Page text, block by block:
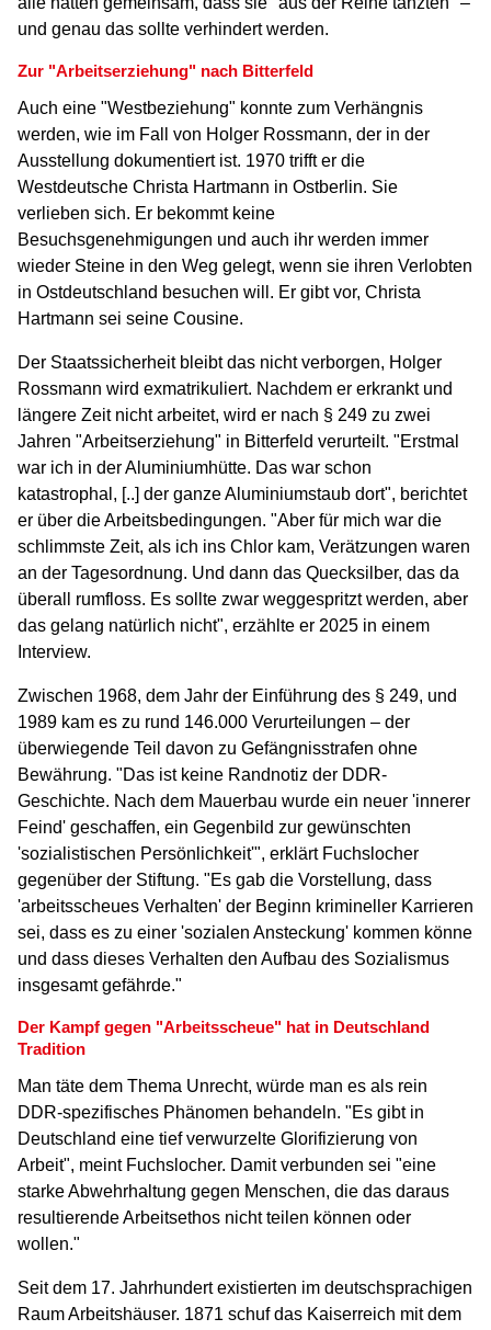
und genau das sollte verhindert werden.
Zur "Arbeitserziehung" nach Bitterfeld
Auch eine "Westbeziehung" konnte zum Verhängnis
werden, wie im Fall von Holger Rossmann, der in der
Ausstellung dokumentiert ist. 1970 trifft er die
Westdeutsche Christa Hartmann in Ostberlin. Sie
verlieben sich. Er bekommt keine
Besuchsgenehmigungen und auch ihr werden immer
wieder Steine in den Weg gelegt, wenn sie ihren Verlobten
in Ostdeutschland besuchen will. Er gibt vor, Christa
Hartmann sei seine Cousine.
Der Staatssicherheit bleibt das nicht verborgen, Holger
Rossmann wird exmatrikuliert. Nachdem er erkrankt und
längere Zeit nicht arbeitet, wird er nach § 249 zu zwei
Jahren "Arbeitserziehung" in Bitterfeld verurteilt. "Erstmal
war ich in der Aluminiumhütte. Das war schon
katastrophal, [..] der ganze Aluminiumstaub dort", berichtet
er über die Arbeitsbedingungen. "Aber für mich war die
schlimmste Zeit, als ich ins Chlor kam, Verätzungen waren
an der Tagesordnung. Und dann das Quecksilber, das da
überall rumfloss. Es sollte zwar weggespritzt werden, aber
das gelang natürlich nicht", erzählte er 2025 in einem
Interview.
Zwischen 1968, dem Jahr der Einführung des § 249, und
1989 kam es zu rund 146.000 Verurteilungen – der
überwiegende Teil davon zu Gefängnisstrafen ohne
Bewährung. "Das ist keine Randnotiz der DDR-
Geschichte. Nach dem Mauerbau wurde ein neuer 'innerer
Feind' geschaffen, ein Gegenbild zur gewünschten
'sozialistischen Persönlichkeit'", erklärt Fuchslocher
gegenüber der Stiftung. "Es gab die Vorstellung, dass
'arbeitsscheues Verhalten' der Beginn krimineller Karrieren
sei, dass es zu einer 'sozialen Ansteckung' kommen könne
und dass dieses Verhalten den Aufbau des Sozialismus
insgesamt gefährde."
Der Kampf gegen "Arbeitsscheue" hat in Deutschland
Tradition
Man täte dem Thema Unrecht, würde man es als rein
DDR-spezifisches Phänomen behandeln. "Es gibt in
Deutschland eine tief verwurzelte Glorifizierung von
Arbeit", meint Fuchslocher. Damit verbunden sei "eine
starke Abwehrhaltung gegen Menschen, die das daraus
resultierende Arbeitsethos nicht teilen können oder
wollen."
Seit dem 17. Jahrhundert existierten im deutschsprachigen
Raum Arbeitshäuser. 1871 schuf das Kaiserreich mit dem